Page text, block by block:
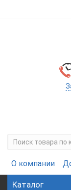
О компании
Каталог